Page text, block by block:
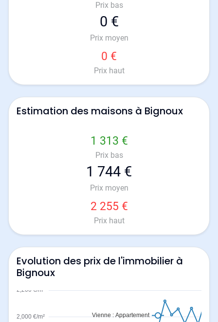
Prix bas
0 €
Prix moyen
0 €
Prix haut
Estimation des maisons à Bignoux
1 313 €
Prix bas
1 744 €
Prix moyen
2 255 €
Prix haut
Evolution des prix de l'immobilier à
Bignoux